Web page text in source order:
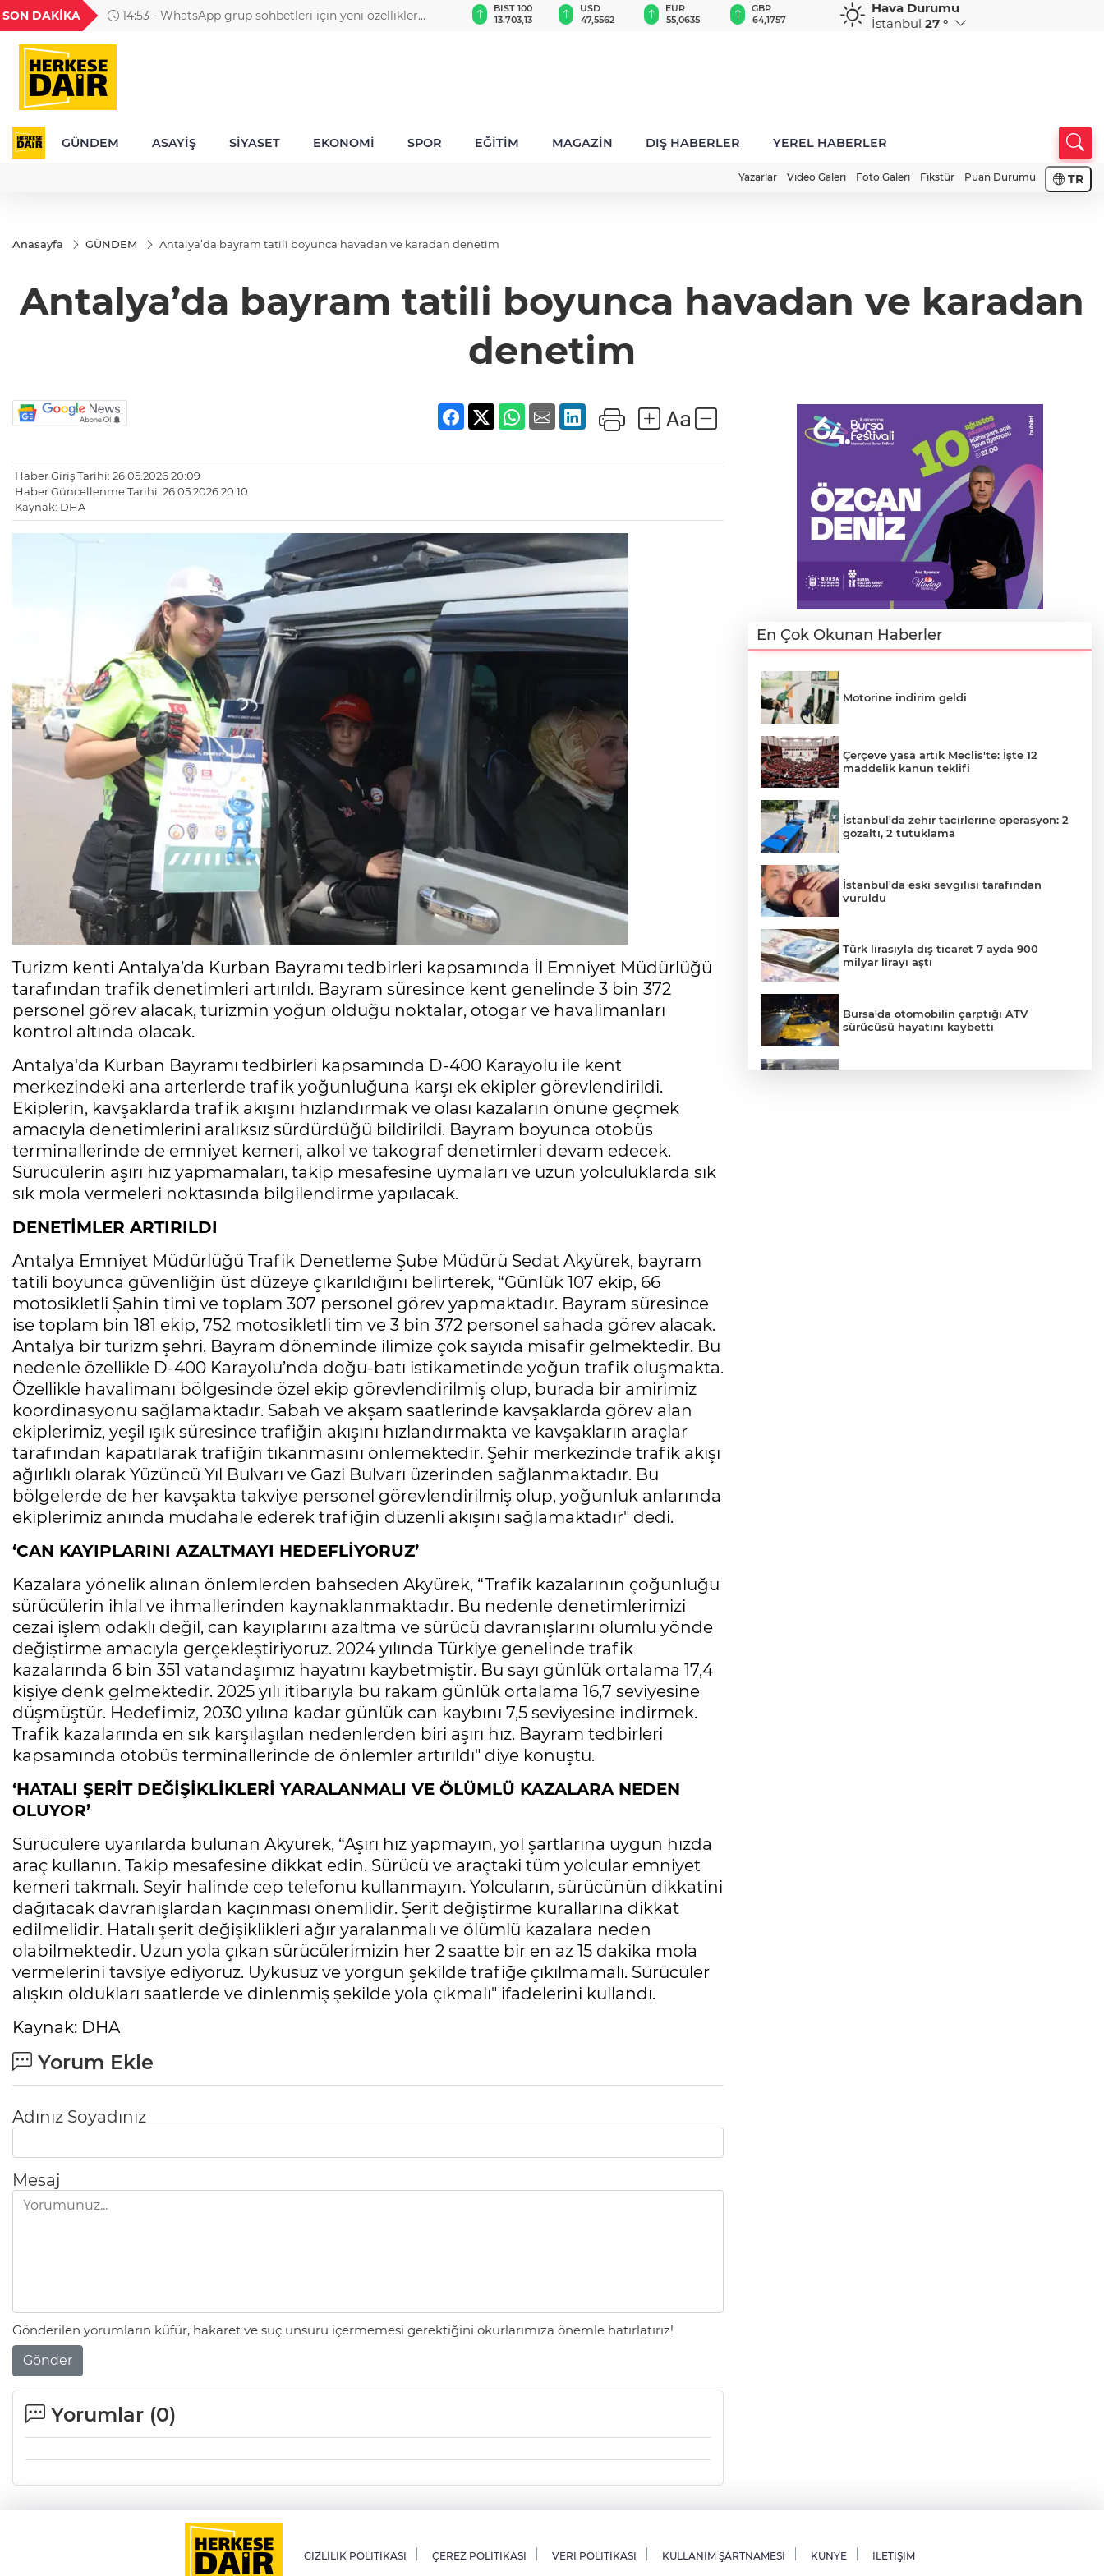
SON DAKİKA
14:53 - WhatsApp grup sohbetleri için yeni özellikler
18,1859
TND
16,3199
27,9529
VND
0,0018
6.515,92
BIST 100
13.703,13
USD
47,5562
EUR
55,0635
GBP
64,1757
CHF
58,9294
CAD
33,9372
Hava Durumu
İstanbul 27 °
GÜNDEM ASAYİŞ SİYASET EKONOMİ SPOR EĞİTİM MAGAZİN DIŞ HABERLER YEREL HABERLER
Yazarlar Video Galeri Foto Galeri Fikstür Puan Durumu TR
Anasayfa GÜNDEM Antalya’da bayram tatili boyunca havadan ve karadan denetim
Antalya’da bayram tatili boyunca havadan ve karadan
denetim
Haber Giriş Tarihi: 26.05.2026 20:09
Haber Güncellenme Tarihi: 26.05.2026 20:10
Kaynak: DHA
Turizm kenti Antalya’da Kurban Bayramı tedbirleri kapsamında İl Emniyet Müdürlüğü
tarafından trafik denetimleri artırıldı. Bayram süresince kent genelinde 3 bin 372
personel görev alacak, turizmin yoğun olduğu noktalar, otogar ve havalimanları
kontrol altında olacak.
Antalya'da Kurban Bayramı tedbirleri kapsamında D-400 Karayolu ile kent
merkezindeki ana arterlerde trafik yoğunluğuna karşı ek ekipler görevlendirildi.
Ekiplerin, kavşaklarda trafik akışını hızlandırmak ve olası kazaların önüne geçmek
amacıyla denetimlerini aralıksız sürdürdüğü bildirildi. Bayram boyunca otobüs
terminallerinde de emniyet kemeri, alkol ve takograf denetimleri devam edecek.
Sürücülerin aşırı hız yapmamaları, takip mesafesine uymaları ve uzun yolculuklarda sık
sık mola vermeleri noktasında bilgilendirme yapılacak.
DENETİMLER ARTIRILDI
Antalya Emniyet Müdürlüğü Trafik Denetleme Şube Müdürü Sedat Akyürek, bayram
tatili boyunca güvenliğin üst düzeye çıkarıldığını belirterek, “Günlük 107 ekip, 66
motosikletli Şahin timi ve toplam 307 personel görev yapmaktadır. Bayram süresince
ise toplam bin 181 ekip, 752 motosikletli tim ve 3 bin 372 personel sahada görev alacak.
Antalya bir turizm şehri. Bayram döneminde ilimize çok sayıda misafir gelmektedir. Bu
nedenle özellikle D-400 Karayolu’nda doğu-batı istikametinde yoğun trafik oluşmakta.
Özellikle havalimanı bölgesinde özel ekip görevlendirilmiş olup, burada bir amirimiz
koordinasyonu sağlamaktadır. Sabah ve akşam saatlerinde kavşaklarda görev alan
ekiplerimiz, yeşil ışık süresince trafiğin akışını hızlandırmakta ve kavşakların araçlar
tarafından kapatılarak trafiğin tıkanmasını önlemektedir. Şehir merkezinde trafik akışı
ağırlıklı olarak Yüzüncü Yıl Bulvarı ve Gazi Bulvarı üzerinden sağlanmaktadır. Bu
bölgelerde de her kavşakta takviye personel görevlendirilmiş olup, yoğunluk anlarında
ekiplerimiz anında müdahale ederek trafiğin düzenli akışını sağlamaktadır" dedi.
‘CAN KAYIPLARINI AZALTMAYI HEDEFLİYORUZ’
Kazalara yönelik alınan önlemlerden bahseden Akyürek, “Trafik kazalarının çoğunluğu
sürücülerin ihlal ve ihmallerinden kaynaklanmaktadır. Bu nedenle denetimlerimizi
cezai işlem odaklı değil, can kayıplarını azaltma ve sürücü davranışlarını olumlu yönde
değiştirme amacıyla gerçekleştiriyoruz. 2024 yılında Türkiye genelinde trafik
kazalarında 6 bin 351 vatandaşımız hayatını kaybetmiştir. Bu sayı günlük ortalama 17,4
kişiye denk gelmektedir. 2025 yılı itibarıyla bu rakam günlük ortalama 16,7 seviyesine
düşmüştür. Hedefimiz, 2030 yılına kadar günlük can kaybını 7,5 seviyesine indirmek.
Trafik kazalarında en sık karşılaşılan nedenlerden biri aşırı hız. Bayram tedbirleri
kapsamında otobüs terminallerinde de önlemler artırıldı" diye konuştu.
‘HATALI ŞERİT DEĞİŞİKLİKLERİ YARALANMALI VE ÖLÜMLÜ KAZALARA NEDEN
OLUYOR’
Sürücülere uyarılarda bulunan Akyürek, “Aşırı hız yapmayın, yol şartlarına uygun hızda
araç kullanın. Takip mesafesine dikkat edin. Sürücü ve araçtaki tüm yolcular emniyet
kemeri takmalı. Seyir halinde cep telefonu kullanmayın. Yolcuların, sürücünün dikkatini
dağıtacak davranışlardan kaçınması önemlidir. Şerit değiştirme kurallarına dikkat
edilmelidir. Hatalı şerit değişiklikleri ağır yaralanmalı ve ölümlü kazalara neden
olabilmektedir. Uzun yola çıkan sürücülerimizin her 2 saatte bir en az 15 dakika mola
vermelerini tavsiye ediyoruz. Uykusuz ve yorgun şekilde trafiğe çıkılmamalı. Sürücüler
alışkın oldukları saatlerde ve dinlenmiş şekilde yola çıkmalı" ifadelerini kullandı.
Kaynak: DHA
Yorum Ekle
Adınız Soyadınız
Mesaj
Gönderilen yorumların küfür, hakaret ve suç unsuru içermemesi gerektiğini okurlarımıza önemle hatırlatırız!
Gönder
Yorumlar (0)
En Çok Okunan Haberler
Motorine indirim geldi
Çerçeve yasa artık Meclis'te: İşte 12
maddelik kanun teklifi
İstanbul'da zehir tacirlerine operasyon: 2
gözaltı, 2 tutuklama
İstanbul'da eski sevgilisi tarafından
vuruldu
Türk lirasıyla dış ticaret 7 ayda 900
milyar lirayı aştı
Bursa'da otomobilin çarptığı ATV
sürücüsü hayatını kaybetti
GİZLİLİK POLİTİKASI ÇEREZ POLİTİKASI VERİ POLİTİKASI KULLANIM ŞARTNAMESİ KÜNYE İLETİŞİM